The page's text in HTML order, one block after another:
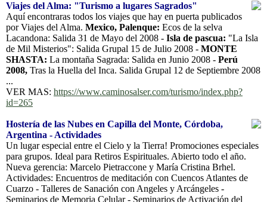
Viajes del Alma: "Turismo a lugares Sagrados"
Aquí encontraras todos los viajes que hay en puerta publicados
por Viajes del Alma. Mexico, Palenque: Ecos de la selva
Lacandona: Salida 31 de Mayo del 2008 - Isla de pascua: "La Isla
de Mil Misterios": Salida Grupal 15 de Julio 2008 - MONTE
SHASTA: La montaña Sagrada: Salida en Junio 2008 - Perú
2008, Tras la Huella del Inca. Salida Grupal 12 de Septiembre 2008
...
VER MAS: https://www.caminosalser.com/turismo/index.php?
id=265
Hostería de las Nubes en Capilla del Monte, Córdoba,
Argentina - Actividades
Un lugar especial entre el Cielo y la Tierra! Promociones especiales
para grupos. Ideal para Retiros Espirituales. Abierto todo el año.
Nueva gerencia: Marcelo Pietraccone y María Cristina Brhel.
Actividades: Encuentros de meditación con Cuencos Atlantes de
Cuarzo - Talleres de Sanación con Angeles y Arcángeles -
Seminarios de Memoria Celular - Seminarios de Activación del